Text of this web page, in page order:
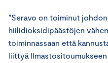
”Seravo on toiminut
hiilidioksidipäästöjen
toiminnassaan että
liittyä